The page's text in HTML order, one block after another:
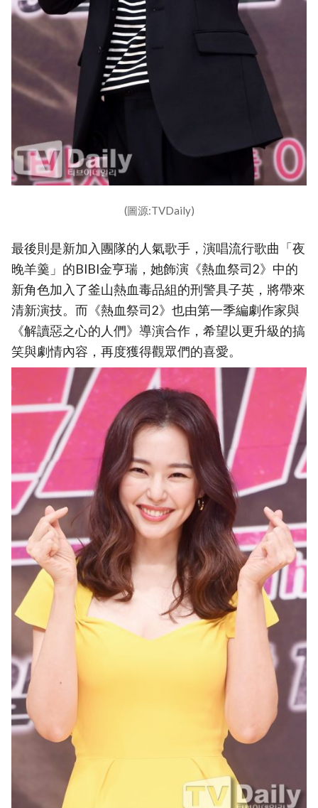
(圖源:TVDaily)
最後則是新加入團隊的人氣歌手，演唱流行歌曲「夜
晚羊羹」的BIBI金亨瑞，她飾演《熱血祭司2》中的
新角色加入了釜山熱血毒品組的刑警具子英，將帶來
清新演技。而《熱血祭司2》也由第一季編劇作家與
《解讀惡之心的人們》導演合作，希望以更升級的搞
笑與劇情內容，再度獲得觀眾們的喜愛。